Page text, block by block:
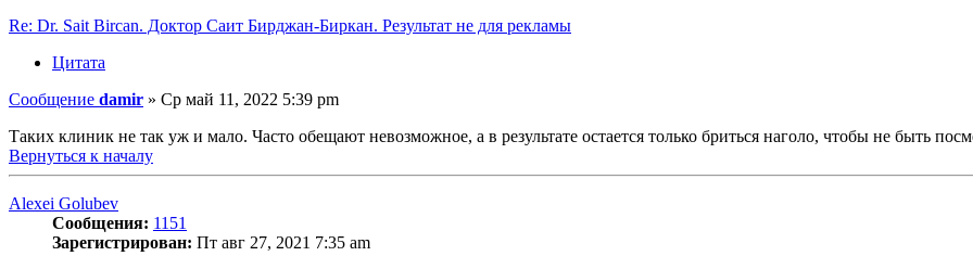
Re: Dr. Sait Bircan. Доктор Саит Бирджан-Биркан. Результат не для рекламы
Цитата
Сообщение damir » Ср май 11, 2022 5:39 pm
Таких клиник не так уж и мало. Часто обещают невозможное, а в результате остается только бриться наголо, чтобы не быть
Вернуться к началу
Alexei Golubev
Сообщения: 1151
Зарегистрирован: Пт авг 27, 2021 7:35 am